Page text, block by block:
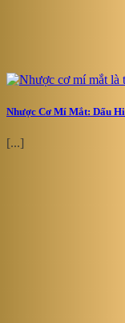
Nhược Cơ Mí Mắt: Dấu
[...]